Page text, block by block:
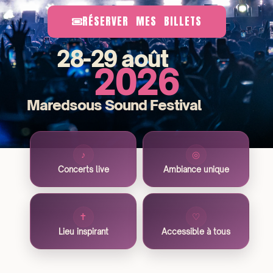
RÉSERVER MES BILLETS
28-29 août
2026
Maredsous Sound Festival
♪
Concerts live
◎
Ambiance unique
✝
Lieu inspirant
♡
Accessible à tous